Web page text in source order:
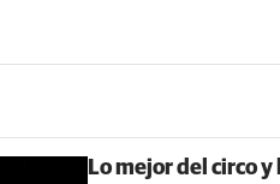
ACTUALIDAD BIERZO
Lo mejor del circo y